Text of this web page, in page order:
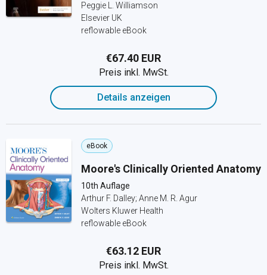
Peggie L. Williamson
Elsevier UK
reflowable eBook
€67.40 EUR
Preis inkl. MwSt.
Details anzeigen
eBook
Moore's Clinically Oriented Anatomy
10th Auflage
Arthur F. Dalley; Anne M. R. Agur
Wolters Kluwer Health
reflowable eBook
€63.12 EUR
Preis inkl. MwSt.